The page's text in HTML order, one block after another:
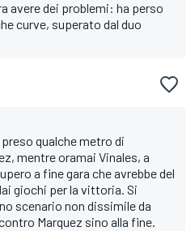
avere dei problemi: ha perso
curve, superato dal duo
qualche metro di
mentre oramai Vinales, a
a fine gara che avrebbe del
giochi per la vittoria. Si
scenario non dissimile da
Marquez sino alla fine.